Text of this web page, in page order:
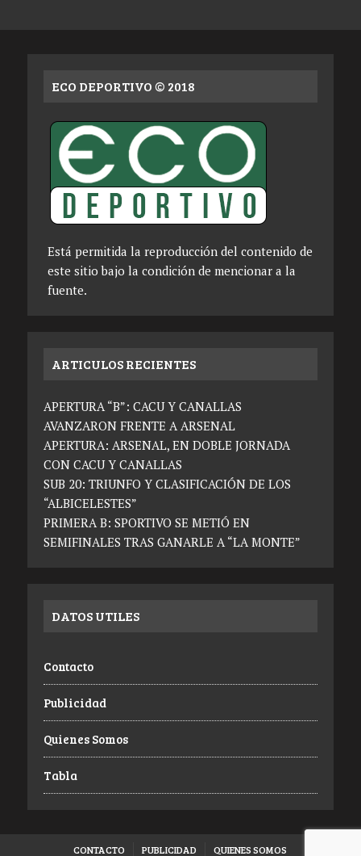
ECO DEPORTIVO © 2018
Está permitida la reproducción del contenido de
este sitio bajo la condición de mencionar a la
fuente.
ARTICULOS RECIENTES
APERTURA “B”: CACU Y CANALLAS
AVANZARON FRENTE A ARSENAL
APERTURA: ARSENAL, EN DOBLE JORNADA
CON CACU Y CANALLAS
SUB 20: TRIUNFO Y CLASIFICACIÓN DE LOS
“ALBICELESTES”
PRIMERA B: SPORTIVO SE METIÓ EN
SEMIFINALES TRAS GANARLE A “LA MONTE”
DATOS UTILES
Contacto
Publicidad
Quienes Somos
Tabla
CONTACTO PUBLICIDAD QUIENES SOMOS